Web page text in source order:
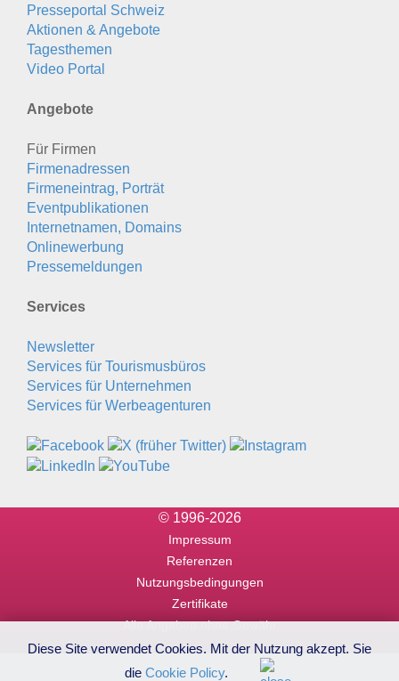
Presseportal Schweiz
Aktionen & Angebote
Tagesthemen
Video Portal
Angebote
Für Firmen
Firmenadressen
Firmeneintrag, Porträt
Eventpublikationen
Internetnamen, Domains
Onlinewerbung
Pressemeldungen
Services
Newsletter
Services für Tourismusbüros
Services für Unternehmen
Services für Werbeagenturen
© 1996-2026
Impressum
Referenzen
Nutzungsbedingungen
Zertifikate
Alle Angaben ohne Gewähr
Diese Site verwendet Cookies. Mit der Nutzung akzept. Sie
die Cookie Policy.